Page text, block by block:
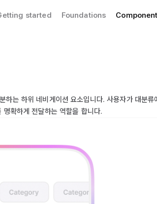
started Foundations
하는 하위 네비게이션 요소입니다. 사용자가 대분류
확하게 전달하는 역할을 합니다.